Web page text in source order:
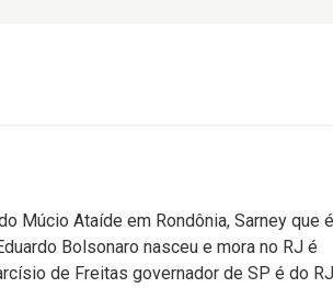
Múcio Ataíde em Rondônia, Sarney que é
Bolsonaro nasceu e mora no RJ é
de Freitas governador de SP é do